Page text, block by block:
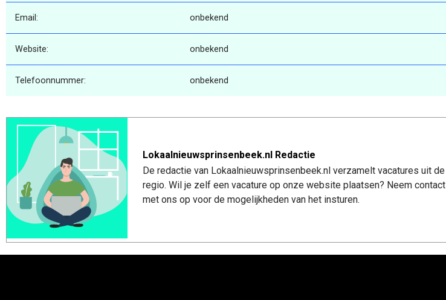
Email: onbekend
Website: onbekend
Telefoonnummer: onbekend
Lokaalnieuwsprinsenbeek.nl Redactie
De redactie van Lokaalnieuwsprinsenbeek.nl verzamelt vacatures uit de
regio. Wil je zelf een vacature op onze website plaatsen? Neem contact
met ons op voor de mogelijkheden van het insturen.